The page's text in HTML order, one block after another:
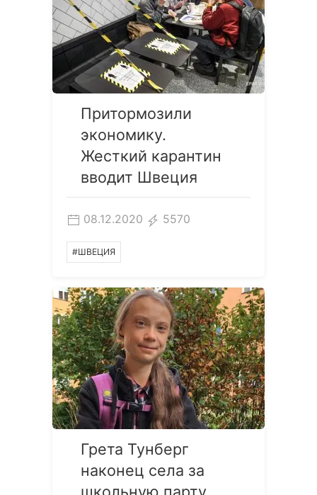
Притормозили
экономику.
Жесткий карантин
вводит Швеция
08.12.2020 5570
#ШВЕЦИЯ
Грета Тунберг
наконец села за